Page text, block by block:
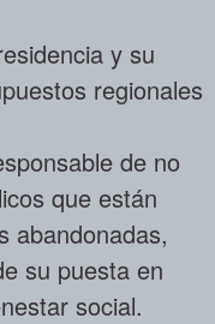
y su
regionales
de no
que están
abandonadas,
su puesta en
social.